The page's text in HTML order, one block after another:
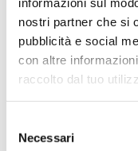
nostri partner che si
pubblicità e social
con altre
raccolto dal tuo
delNecessari